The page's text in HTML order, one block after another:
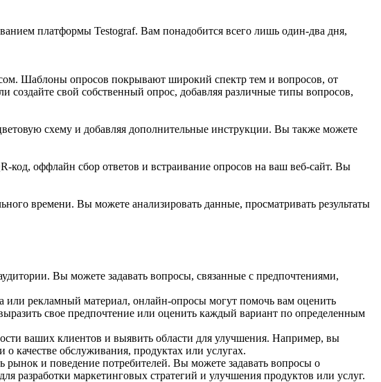
платформы Testograf. Вам понадобится всего лишь один-два дня,
Шаблоны опросов покрывают широкий спектр тем и вопросов, от
свой собственный опрос, добавляя различные типы вопросов,
схему и добавляя дополнительные инструкции. Вы также можете
код, оффлайн сбор ответов и встраивание опросов на ваш веб-сайт. Вы
времени. Вы можете анализировать данные, просматривать результаты
Вы можете задавать вопросы, связанные с предпочтениями,
или рекламный материал, онлайн-опросы могут помочь вам оценить
свое предпочтение или оценить каждый вариант по определенным
ваших клиентов и выявить области для улучшения. Например, вы
качестве обслуживания, продуктах или услугах.
и поведение потребителей. Вы можете задавать вопросы о
разработки маркетинговых стратегий и улучшения продуктов или услуг.